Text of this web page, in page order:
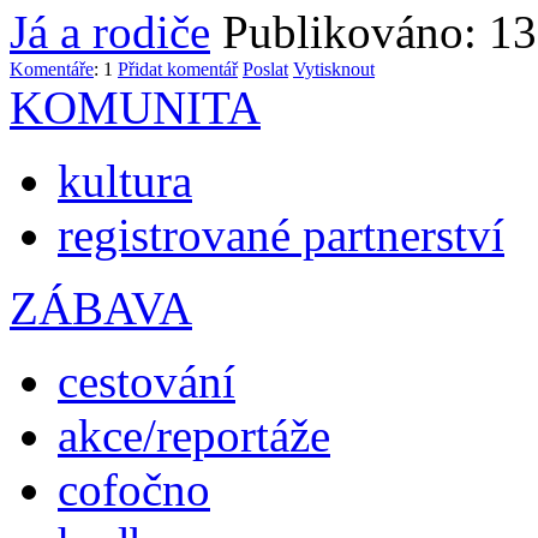
Já a rodiče Publikováno:
Komentáře: 1 Přidat komentář Poslat Vytisknout
KOMUNITA
kultura
registrované partnerství
ZÁBAVA
cestování
akce/reportáže
cofočno